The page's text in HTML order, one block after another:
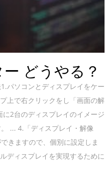
どうやる？
パソコンとディスプレイをケー
上で右クリックをし「画面の解
2台のディスプレイのイメージ
... 4.「ディスプレイ・解像
きますので、個別に設定しま
ディスプレイを実現するために